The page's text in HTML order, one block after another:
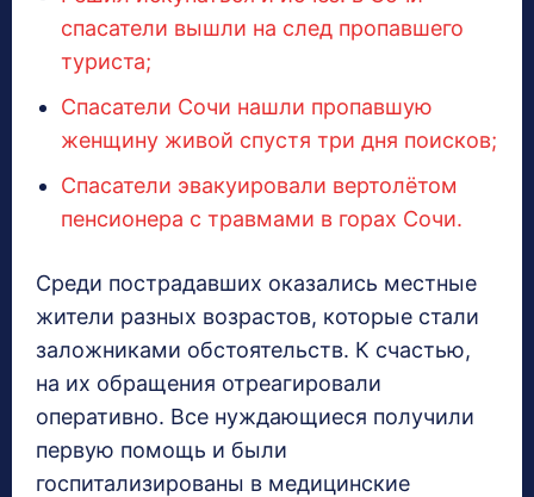
спасатели вышли на след пропавшего
туриста;
Спасатели Сочи нашли пропавшую
женщину живой спустя три дня поисков;
Спасатели эвакуировали вертолётом
пенсионера с травмами в горах Сочи.
Среди пострадавших оказались местные
жители разных возрастов, которые стали
заложниками обстоятельств. К счастью,
на их обращения отреагировали
оперативно. Все нуждающиеся получили
первую помощь и были
госпитализированы в медицинские